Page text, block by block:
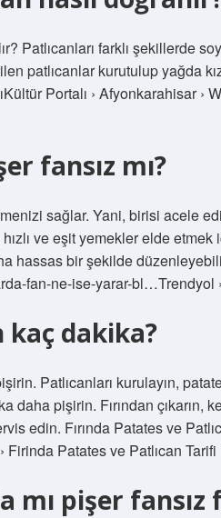
Patlıcanları farklı şekillerde
patlıcanlar kurutulup yağda
Portalı › Afyonkarahisar ›
fansız mı?
sağlar. Yani, birisi acele
ve eşit yemekler elde etmek
hassas bir şekilde
fan-ne-ise-yarar-
kaç dakika?
Patlıcanları kurulayın,
pişirin. Fırından çıkarın,
edin. Fırında Patates ve
Firinda Patates ve Patlıcan Tarifi
mı pişer fansız